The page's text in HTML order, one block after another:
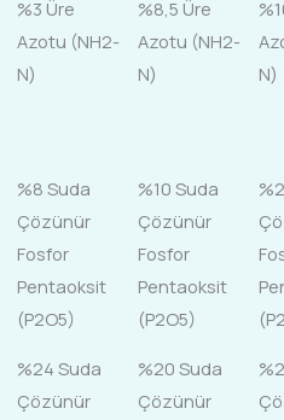
%3 Üre
Azotu (NH2-
N)
%8,5 Üre
Azotu (NH2-
N)
N)
%8 Suda
Çözünür
Fosfor
Pentaoksit
(P2O5)
%10 Suda
Çözünür
Fosfor
Pentaoksit
(P2O5)
%24 Suda
Çözünür
%20 Suda
Çözünür